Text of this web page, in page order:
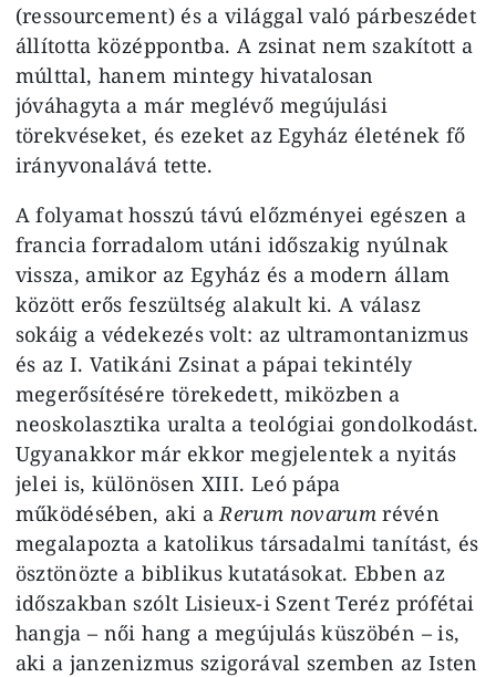
(ressourcement) és a világgal való párbeszédet
állította középpontba. A zsinat nem szakított a
múlttal, hanem mintegy hivatalosan
jóváhagyta a már meglévő megújulási
törekvéseket, és ezeket az Egyház életének fő
irányvonalává tette.
A folyamat hosszú távú előzményei egészen a
francia forradalom utáni időszakig nyúlnak
vissza, amikor az Egyház és a modern állam
között erős feszültség alakult ki. A válasz
sokáig a védekezés volt: az ultramontanizmus
és az I. Vatikáni Zsinat a pápai tekintély
megerősítésére törekedett, miközben a
neoskolasztika uralta a teológiai gondolkodást.
Ugyanakkor már ekkor megjelentek a nyitás
jelei is, különösen XIII. Leó pápa
működésében, aki a Rerum novarum révén
megalapozta a katolikus társadalmi tanítást, és
ösztönözte a biblikus kutatásokat. Ebben az
időszakban szólt Lisieux-i Szent Teréz prófétai
hangja – női hang a megújulás küszöbén – is,
aki a janzenizmus szigorával szemben az Isten